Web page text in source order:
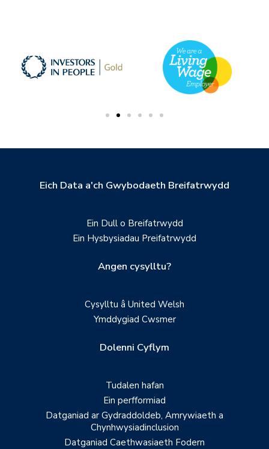
Eich Data a'ch Gwybodaeth Breifatrwydd
Ein Dull o Breifatrwydd
Ein Hysbysiadau Preifatrwydd
Angen cysylltu?
Cysylltu â United Welsh
Ymddygiad Cwsmer
Dolenni Cyflym
Tudalen hafan
Ein perfformiad
Datganiad ar Gydraddoldeb, Amrywiaeth a
Chynhwysiadinclusion
Datganiad Caethwasiaeth Fodern